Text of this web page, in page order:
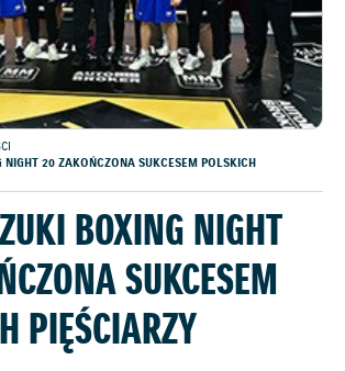
NIGHT 20 ZAKOŃCZONA SUKCESEM POLSKICH
BOXING NIGHT
SUKCESEM
PIĘŚCIARZY